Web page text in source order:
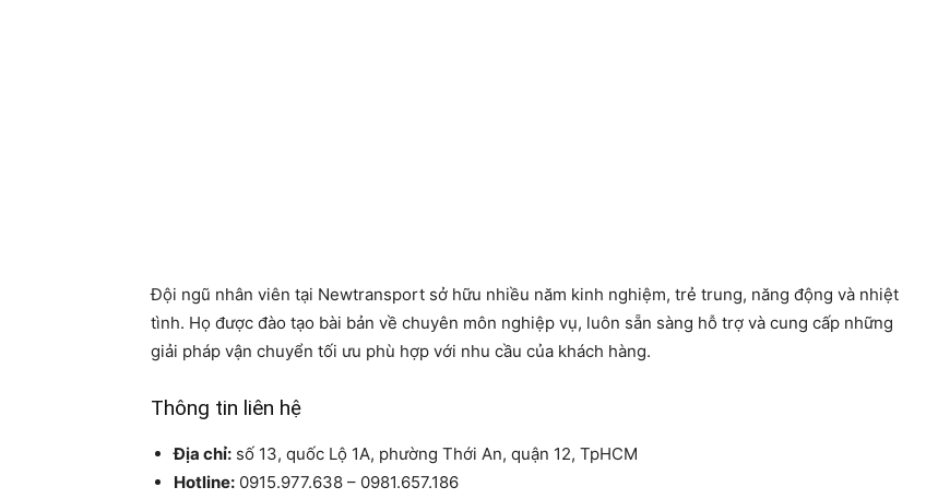
Đội ngũ nhân viên tại Newtransport sở hữu nhiều năm kinh nghiệm, trẻ trung, năng động và nhiệt
tình. Họ được đào tạo bài bản về chuyên môn nghiệp vụ, luôn sẵn sàng hỗ trợ và cung cấp những
giải pháp vận chuyển tối ưu phù hợp với nhu cầu của khách hàng.
Thông tin liên hệ
Địa chỉ: số 13, quốc Lộ 1A, phường Thới An, quận 12, TpHCM
Hotline: 0915.977.638 – 0981.657.186